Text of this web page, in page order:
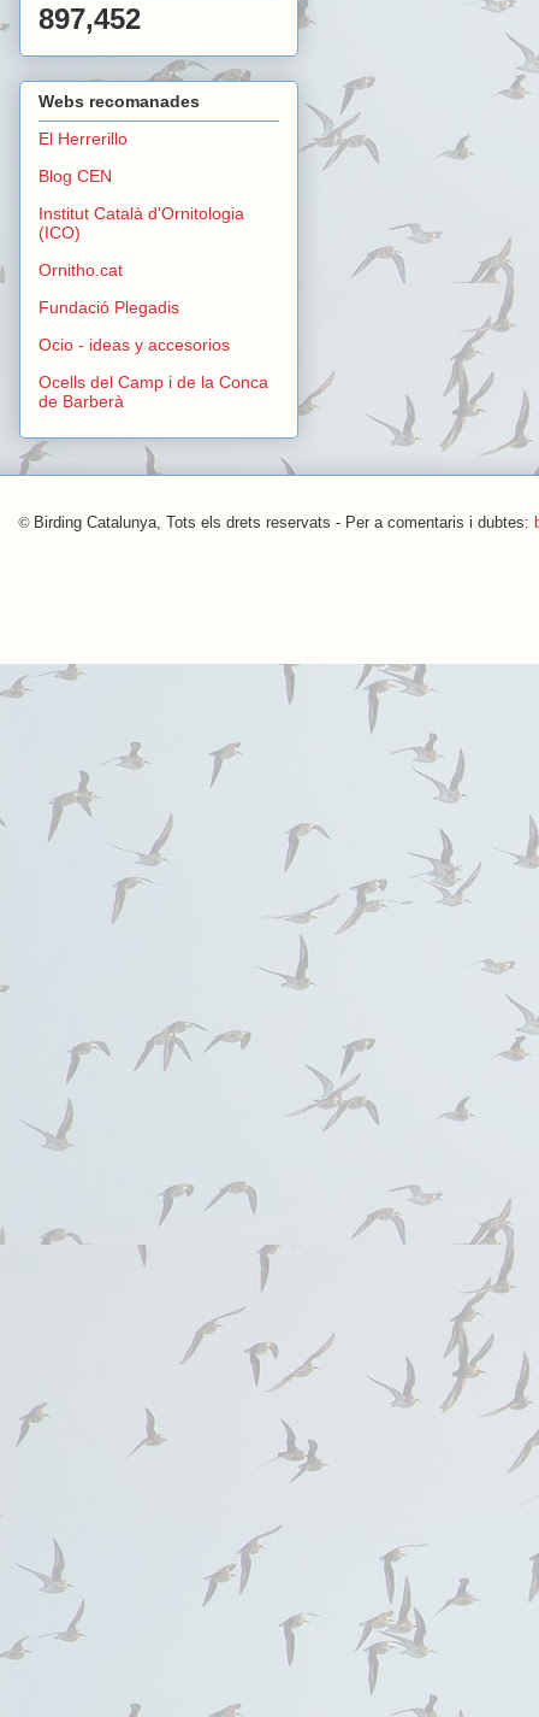
897,452
Webs recomanades
El Herrerillo
Blog CEN
Institut Català d'Ornitologia
(ICO)
Ornitho.cat
Fundació Plegadis
Ocio - ideas y accesorios
Ocells del Camp i de la Conca
de Barberà
© Birding Catalunya, Tots els drets reservats - Per a comentaris i dubtes: